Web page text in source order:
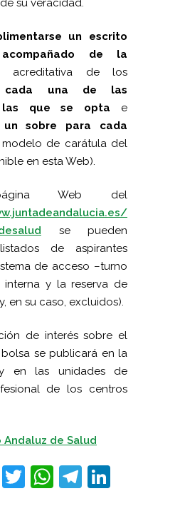
un escrito
de la
acreditativa de los
cada una de las
que se opta
e
un sobre para cada
de carátula del
en esta Web).
Web del
se pueden
de aspirantes
de acceso –turno
interna y la reserva de
en su caso, excluidos).
de interés sobre el
se publicará en la
en las unidades de
de los centros
Andaluz de Salud
Facebook
Twitter
WhatsApp